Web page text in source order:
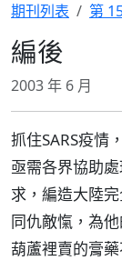
期刊列表 第
編後
2003 年 6 月
抓住SARS疫情
亟需各界協助
求，編造大陸
同仇敵愾，為
葫蘆裡賣的膏